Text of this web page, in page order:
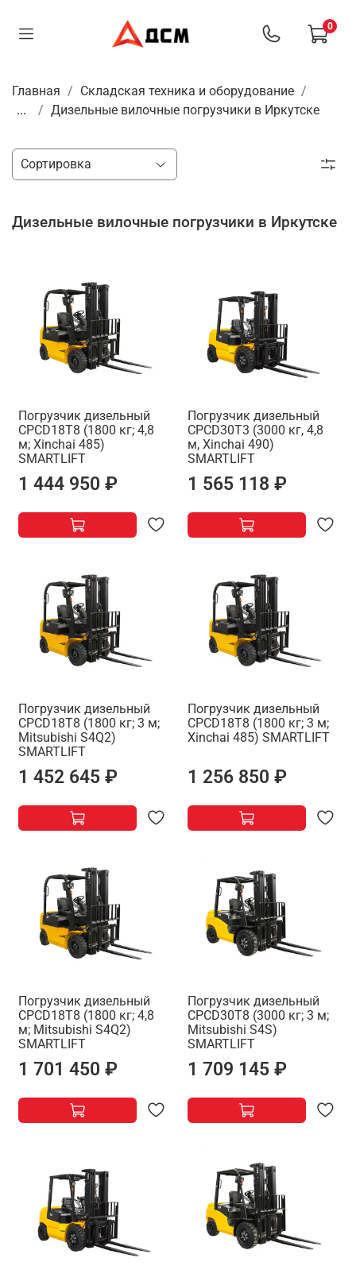
0
Главная
Складская техника и оборудование
...
Дизельные вилочные погрузчики в Иркутске
Дизельные вилочные погрузчики в Иркутске
Погрузчик дизельный
CPCD18T8 (1800 кг; 4,8
м; Xinchai 485)
SMARTLIFT
1 444 950 ₽
Погрузчик дизельный
CPCD30T3 (3000 кг, 4,8
м, Xinchai 490)
SMARTLIFT
1 565 118 ₽
Погрузчик дизельный
CPCD18T8 (1800 кг; 3 м;
Mitsubishi S4Q2)
SMARTLIFT
1 452 645 ₽
Погрузчик дизельный
CPCD18T8 (1800 кг; 3 м;
Xinchai 485) SMARTLIFT
1 256 850 ₽
Погрузчик дизельный
CPCD18T8 (1800 кг; 4,8
м; Mitsubishi S4Q2)
SMARTLIFT
1 701 450 ₽
Погрузчик дизельный
CPCD30T8 (3000 кг; 3 м;
Mitsubishi S4S)
SMARTLIFT
1 709 145 ₽